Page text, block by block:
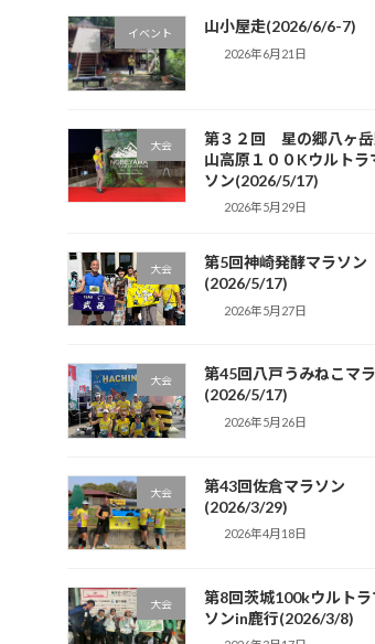
イベント 山小屋走(2026/6/6-7)
2026年6月21日
大会
第３２回 星の郷八ヶ岳
山高原１００Kウルトラ
ソン(2026/5/17)
2026年5月29日
大会
第5回神崎発酵マラソン
(2026/5/17)
2026年5月27日
大会
第45回八戸うみねこマ
(2026/5/17)
2026年5月26日
大会
第43回佐倉マラソン
(2026/3/29)
2026年4月18日
大会
第8回茨城100kウルトラ
ソンin鹿行(2026/3/8)